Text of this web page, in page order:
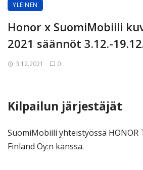
YLEINEN
Honor x SuomiMobiili
2021 säännöt 3.12.-
3.12.2021 0
Kilpailun järjestäjät
SuomiMobiili yhteistyössä HONOR
Finland Oy:n kanssa.